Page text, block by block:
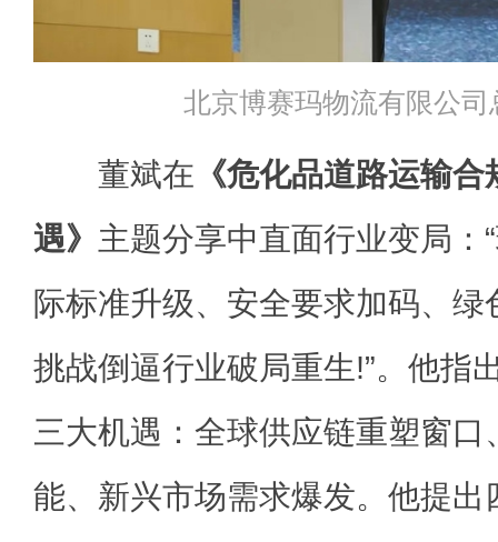
北京博赛玛物流有限公
董斌在 《危化品道路运输
遇》 主题分享中直面行业变局：
际标准升级、安全要求加码、
挑战倒逼行业破局重生!”。他指
三大机遇：全球供应链重塑窗
能、新兴市场需求爆发。他提出